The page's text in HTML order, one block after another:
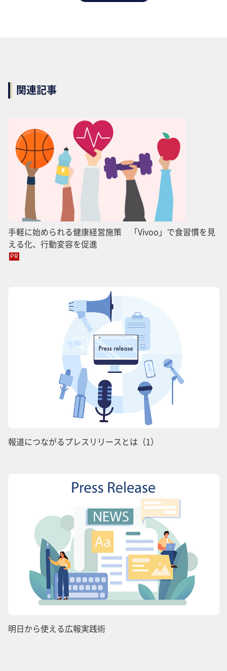
関連記事
手軽に始められる健康経営施策 「Vivoo」で食習慣を見
える化、行動変容を促進
PR
報道につながるプレスリリースとは（1）
明日から使える広報実践術